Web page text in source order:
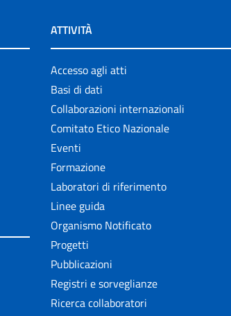
ATTIVITÀ
Accesso agli atti
Basi di dati
Collaborazioni internazionali
Comitato Etico Nazionale
Eventi
Formazione
Laboratori di riferimento
Linee guida
Organismo Notificato
Progetti
Pubblicazioni
Registri e sorveglianze
Ricerca collaboratori